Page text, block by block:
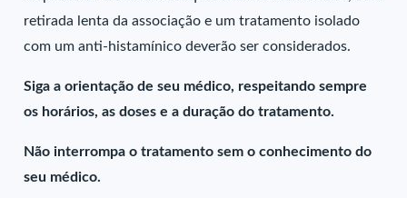
retirada lenta da associação e um tratamento isolado
com um anti-histamínico deverão ser considerados.
Siga a orientação de seu médico, respeitando sempre
os horários, as doses e a duração do tratamento.
Não interrompa o tratamento sem o conhecimento do
seu médico.